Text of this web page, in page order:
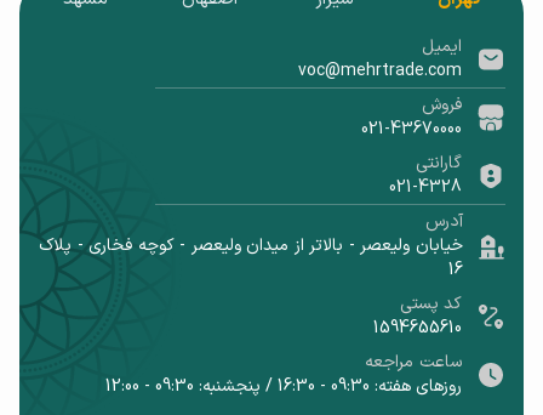
ایمیل
voc@mehrtrade.com
فروش
021-43670000
گارانتی
021-4328
آدرس
خیابان ولیعصر - بالاتر از میدان ولیعصر - کوچه فخاری - پلاک
16
کد پستی
1594655610
ساعت مراجعه
روزهای هفته: 09:30 - 16:30 / پنجشنبه: 09:30 - 12:00